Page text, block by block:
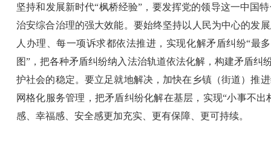
坚持和发展新时代“枫桥经验”，要发挥党的领导这一中国
治安综合治理的强大效能。要始终坚持以人民为中心的发
人办理、每一项诉求都依法推进，实现化解矛盾纠纷“最
图”，把各种矛盾纠纷纳入法治轨道依法化解，构建矛盾
护社会的稳定。要立足就地解决，加快在乡镇（街道）推
网格化服务管理，把矛盾纠纷化解在基层，实现“小事不
感、幸福感、安全感更加充实、更有保障、更可持续。